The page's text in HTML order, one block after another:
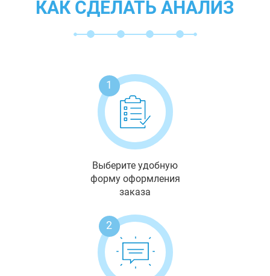
КАК СДЕЛАТЬ АНАЛИЗ
1
Выберите удобную
форму оформления
заказа
2